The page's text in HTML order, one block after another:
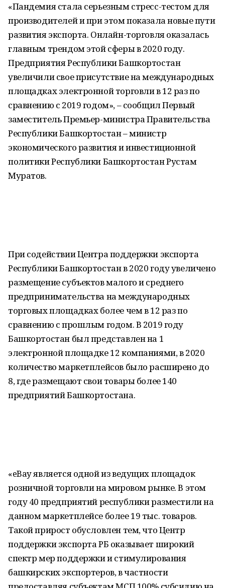
«Пандемия стала серьезным стресс-тестом для
производителей и при этом показала новые пути
развития экспорта. Онлайн-торговля оказалась
главным трендом этой сферы в 2020 году.
Предприятия Республики Башкортостан
увеличили свое присутствие на международных
площадках электронной торговли в 12 раз по
сравнению с 2019 годом», – сообщил Первый
заместитель Премьер-министра Правительства
Республики Башкортостан – министр
экономического развития и инвестиционной
политики Республики Башкортостан Рустам
Муратов.
При содействии Центра поддержки экспорта
Республики Башкортостан в 2020 году увеличено
размещение субъектов малого и среднего
предпринимательства на международных
торговых площадках более чем в 12 раз по
сравнению с прошлым годом. В 2019 году
Башкортостан был представлен на 1
электронной площадке 12 компаниями, в 2020
количество маркетплейсов было расширено до
8, где размещают свои товары более 140
предприятий Башкортостана.
«eBay является одной из ведущих площадок
розничной торговли на мировом рынке. В этом
году 40 предприятий республики разместили на
данном маркетплейсе более 19 тыс. товаров.
Такой прирост обусловлен тем, что Центр
поддержки экспорта РБ оказывает широкий
спектр мер поддержки и стимулирования
башкирских экспортеров, в частности